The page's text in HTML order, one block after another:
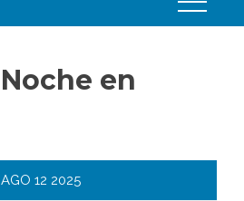
Noche en
AGO 12 2025